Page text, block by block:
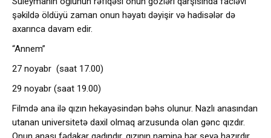
şəkildə öldüyü zaman onun həyatı dəyişir və hadisələr də
axarınca davam edir.
“Annem”
27 noyabr (saat 17.00)
29 noyabr (saat 19.00)
Filmdə ana ilə qızın hekayəsindən bəhs olunur. Nazlı anasından
utanan universitetə daxil olmaq arzusunda olan gənc qızdır.